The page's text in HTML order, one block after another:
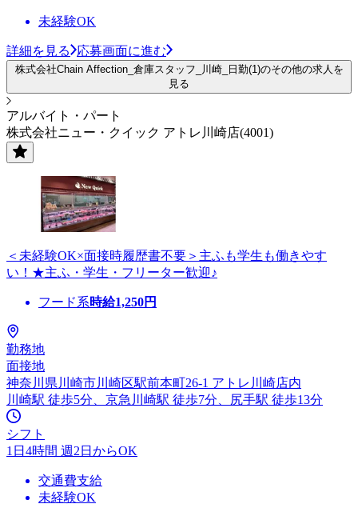
未経験OK
詳細を見る 応募画面に進む
株式会社Chain Affection_倉庫スタッフ_川崎_日勤(1)のその他の求人を
見る
アルバイト・パート
株式会社ニュー・クイック アトレ川崎店(4001)
＜未経験OK×面接時履歴書不要＞主ふも学生も働きやす
い！★主ふ・学生・フリーター歓迎♪
フード系時給1,250円
勤務地
面接地
神奈川県川崎市川崎区駅前本町26-1 アトレ川崎店内
川崎駅 徒歩5分、京急川崎駅 徒歩7分、尻手駅 徒歩13分
シフト
1日4時間 週2日からOK
交通費支給
未経験OK